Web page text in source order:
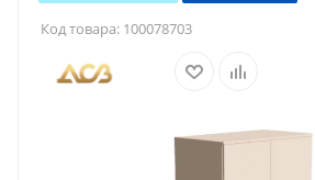
Код товара: 100078703